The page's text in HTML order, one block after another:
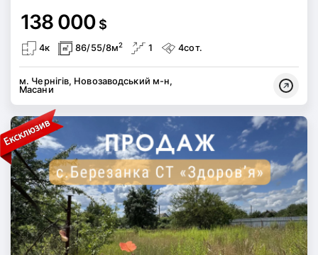
138 000 $
4к 86/55/8м2 1 4сот.
м. Чернігів, Новозаводський м-н,
Масани